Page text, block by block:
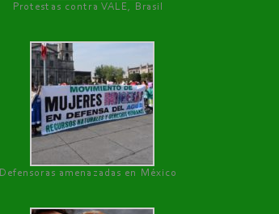
Protestas contra VALE, Brasil
Defensoras amenazadas en México